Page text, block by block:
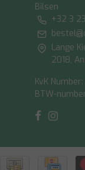
Bilsen
+32 3
Lange
2018,
KvK
BTW-